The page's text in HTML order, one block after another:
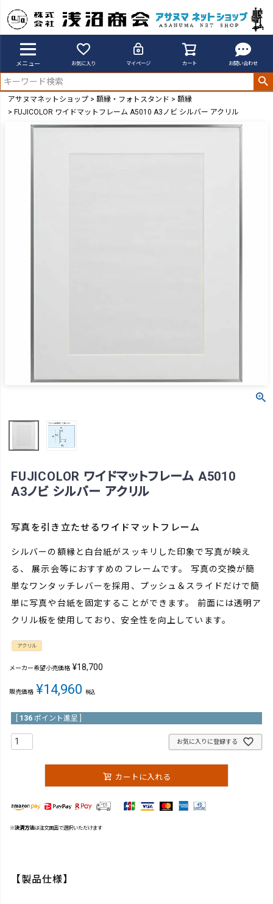
メニュー お気に入り マイページ カート お問い合わせ
アサヌマネットショップ 額縁・フォトスタンド
額縁
FUJICOLOR ワイドマットフレーム A5010 A3ノビ シルバー アクリル
FUJICOLOR ワイドマットフレーム A5010
A3ノビ シルバー アクリル
写真を引き立たせるワイドマットフレーム
シルバーの額縁と白台紙がスッキリした印象で写真が映え
る、 展示会等におすすめのフレームです。 写真の交換が簡
単なワンタッチレバーを採用、プッシュ＆スライドだけで簡
単に写真や台紙を固定することができます。 前面には透明ア
クリル板を使用しており、安全性を向上しています。
アクリル
メーカー希望小売価格 ¥18,700
販売価格 ¥14,960 税込
136 ポイント進呈 ]
お気に入りに登録する
カートに入れる
※決済方法は注文画面で選択いただけます
【製品仕様】